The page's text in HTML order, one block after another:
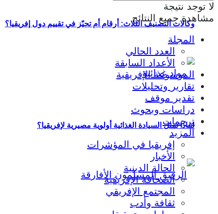
وكالات التصنيف الثلاث: أرقام أم تحيّز في تقييم دول إفريقيا؟
لماذا تمثل السيادة الغذائية أولوية مصيرية لإفريقيا؟
لا توجد نتيجة
مشاهدة جميع النتائج
المجلة
العدد الحالي
الأعداد السابقة
الموسوعة الإفريقية
تقارير وتحليلات
تقدير موقف
دراسات وبحوث
ترجمات
المزيد
إفريقيا في المؤشرات
الأخبار
الحالة الدينية
الصحافة الإفريقية
المجتمع الإفريقي
ثقافة وأدب